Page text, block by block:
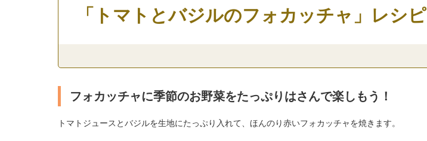
「トマトとバジルのフォカッチャ」レシピ
フォカッチャに季節のお野菜をたっぷりはさんで楽しもう！
トマトジュースとバジルを生地にたっぷり入れて、ほんのり赤いフォカッチャを焼きます。